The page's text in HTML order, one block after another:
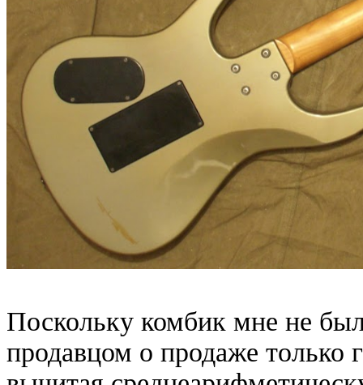
Поскольку комбик мне не
продавцом о продаже только